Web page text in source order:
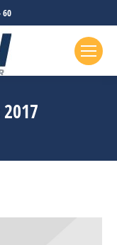
60
2017
hier: